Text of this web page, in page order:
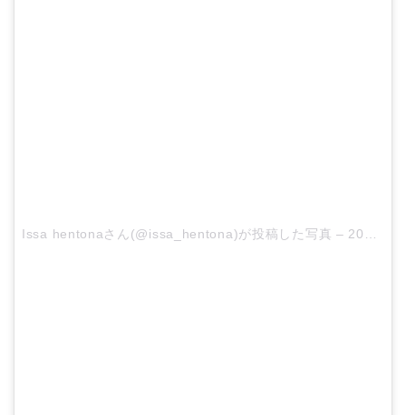
Issa hentonaさん(@issa_hentona)が投稿した写真 – 2016 11月 3 2:01午前 PDT